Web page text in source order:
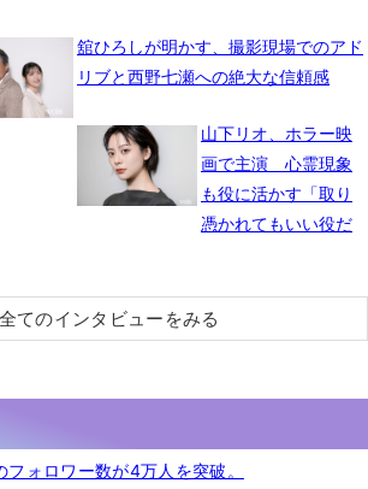
舘ひろしが明かす、撮影現場でのアド
リブと西野七瀬への絶大な信頼感
山下リオ、ホラー映
画で主演 心霊現象
も役に活かす「取り
憑かれてもいい役だ
全てのインタビューをみる
ォロワー数が4万人を突破。